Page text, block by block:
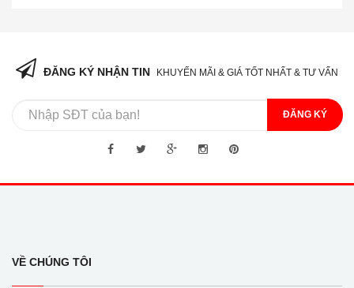
ĐĂNG KÝ NHẬN TIN KHUYẾN MÃI & GIÁ TỐT NHẤT & TƯ VẤN
ĐĂNG KÝ
VỀ CHÚNG TÔI